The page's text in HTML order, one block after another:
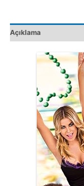
adet
Açıklama